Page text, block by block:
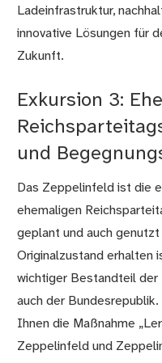
Ladeinfrastruktur,
innovative Lösungen für
Zukunft.
Exkursion 3:
und
Das Zeppelinfeld ist die
ehemaligen
geplant und auch
Originalzustand erhalten
wichtiger Bestandteil der
auch der
Ihnen die Maßnahme
Zeppelinfeld und